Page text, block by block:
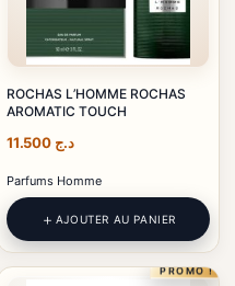
ROCHAS L’HOMME ROCHAS
AROMATIC TOUCH
د.ج
Parfums Homme
AJOUTER AU PANIER
PROMO !